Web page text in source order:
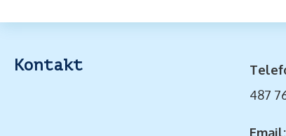
Kontakt
487
Email: